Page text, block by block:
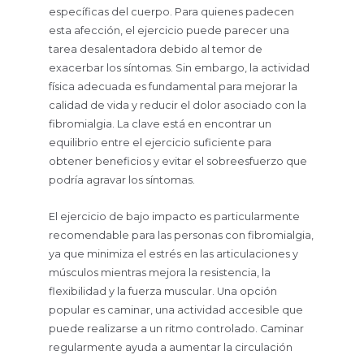
específicas del cuerpo. Para quienes padecen
esta afección, el ejercicio puede parecer una
tarea desalentadora debido al temor de
exacerbar los síntomas. Sin embargo, la actividad
física adecuada es fundamental para mejorar la
calidad de vida y reducir el dolor asociado con la
fibromialgia. La clave está en encontrar un
equilibrio entre el ejercicio suficiente para
obtener beneficios y evitar el sobreesfuerzo que
podría agravar los síntomas.
El ejercicio de bajo impacto es particularmente
recomendable para las personas con fibromialgia,
ya que minimiza el estrés en las articulaciones y
músculos mientras mejora la resistencia, la
flexibilidad y la fuerza muscular. Una opción
popular es caminar, una actividad accesible que
puede realizarse a un ritmo controlado. Caminar
regularmente ayuda a aumentar la circulación